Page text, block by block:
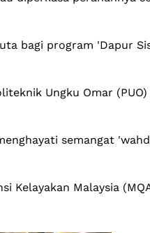
bagi program 'Dapur
Ungku Omar
semangat
Kelayakan Malaysia